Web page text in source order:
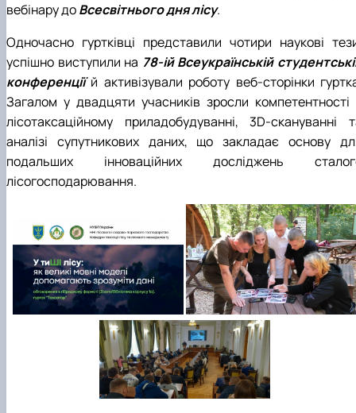
вебінару доВсесвітнього дня лісу.
Одночасно гуртківці представили чотири наукові
успішно виступили на 78-ій Всеукраїнській
конференціїй активізували роботу веб-сторінки
Загалом у двадцяти учасників зросли компетентності
лісотаксаційному приладобудуванні, 3D-скануванні
аналізі супутникових даних, що закладає основу
подальших інноваційних досліджень
лісогосподарювання.